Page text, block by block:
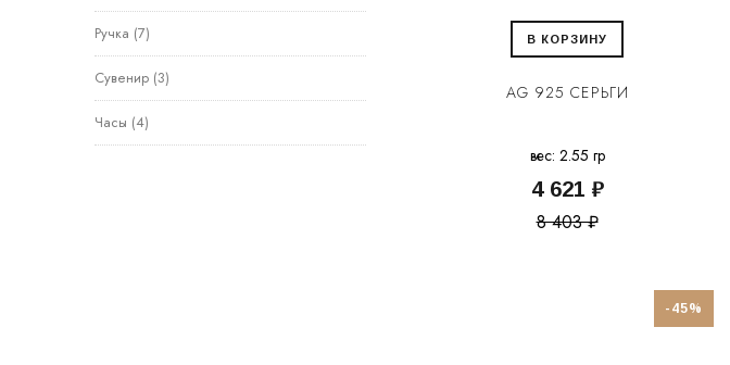
Ручка (7)
Сувенир (3)
Часы (4)
В КОРЗИНУ
AG 925 СЕРЬГИ
вес: 2.55 гр
4 621 ₽
8 403 ₽
-45%